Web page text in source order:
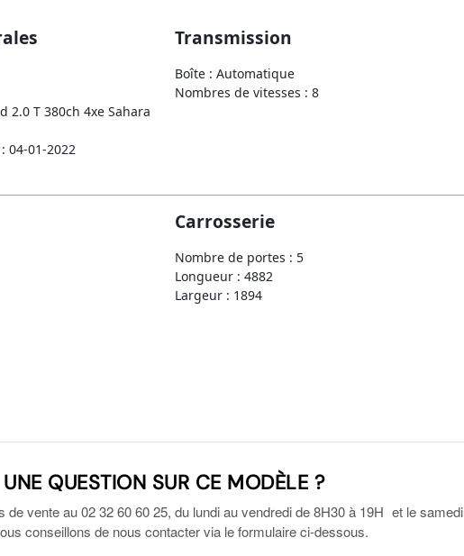
2.0 T 380ch 4xe Sahara
04-01-2022
Transmission
Boîte : Automatique
Nombres de vitesses : 8
Carrosserie
Nombre de portes : 5
Longueur : 4882
Largeur : 1894
UNE QUESTION SUR CE MODÈLE ?
de vente au 02 32 60 60 25, du lundi au vendredi de 8H30 à 19H et le samedi
conseillons de nous contacter via le formulaire ci-dessous.